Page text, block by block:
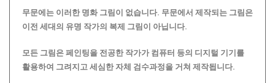
무문에는 이러한 명화 그림이 없습니다. 무문에서 제작되는 그림은
이전 세대의 유명 작가의 복제 그림이 아닙니다.
모든 그림은 페인팅을 전공한 작가가 컴퓨터 등의 디지털 기기를
활용하여 그려지고 세심한 자체 검수과정을 거쳐 제작됩니다.